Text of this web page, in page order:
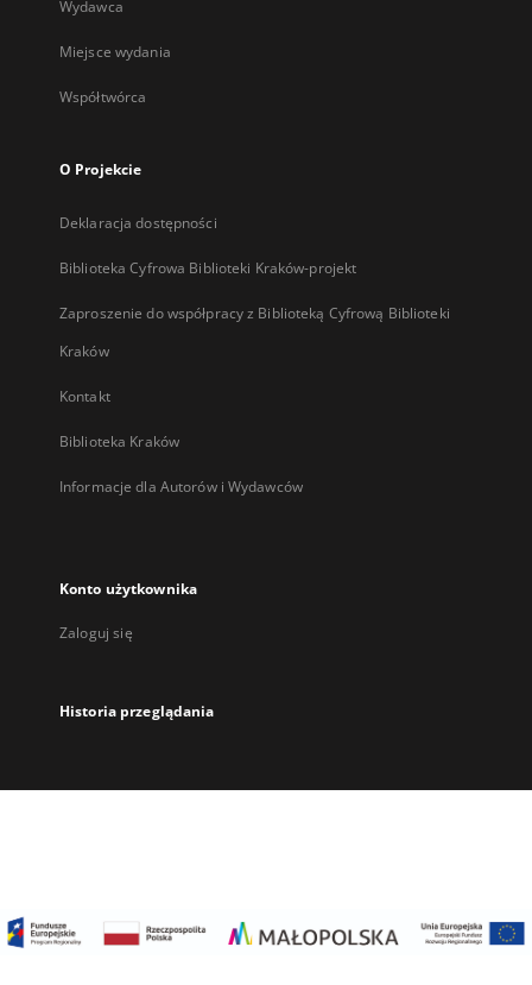
Wydawca
Miejsce wydania
Współtwórca
O Projekcie
Deklaracja dostępności
Biblioteka Cyfrowa Biblioteki Kraków-projekt
Zaproszenie do współpracy z Biblioteką Cyfrową Biblioteki
Kraków
Kontakt
Biblioteka Kraków
Informacje dla Autorów i Wydawców
Konto użytkownika
Zaloguj się
Historia przeglądania